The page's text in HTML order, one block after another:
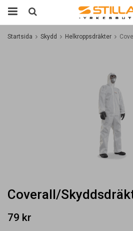
Startsida Skydd Helkroppsdräkter
Coverall/
79 kr